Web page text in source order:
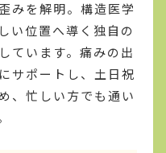
みを解明。構造医学
い位置へ導く独自の
ています。痛みの出
サポートし、土日祝
、忙しい方でも通い